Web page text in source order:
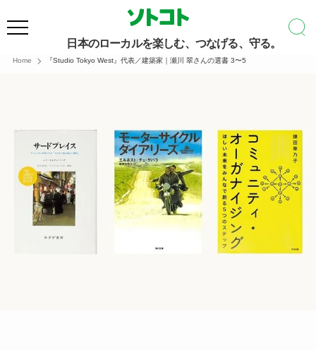
日本のローカルを楽しむ、つなげる、守る。
Home 『Studio Tokyo West』代表／建築家｜瀬川 翠さんの選書 3〜5